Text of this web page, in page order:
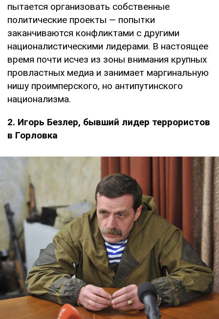
пытается организовать собственные
политические проекты — попытки
заканчиваются конфликтами с другими
националистическими лидерами. В настоящее
время почти исчез из зоны внимания крупных
провластных медиа и занимает маргинальную
нишу проимперского, но антипутинского
национализма.
2. Игорь Безлер, бывший лидер террористов
в Горловка